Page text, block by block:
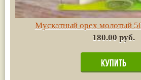
Мускатный орех молотый
180.00 руб.